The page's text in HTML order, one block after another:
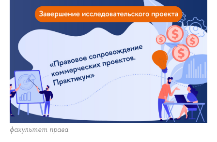
факультет права